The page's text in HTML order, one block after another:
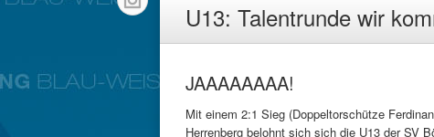
U13: Talentrunde wir
JAAAAAAAA!
Mit einem 2:1 Sieg (Doppeltorschütze
Herrenberg belohnt sich sich die U13 der SV